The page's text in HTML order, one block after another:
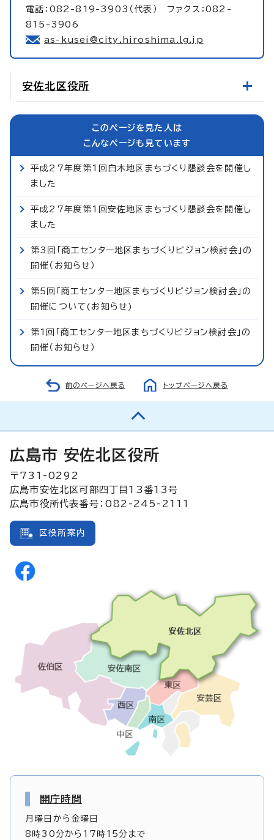
電話：082-819-3903（代表） ファクス：082-
815-3906
as-kusei@city.hiroshima.lg.jp
安佐北区役所
このページを見た人は
こんなページも見ています
平成27年度第1回白木地区まちづくり懇談会を開催し
ました
平成27年度第1回安佐地区まちづくり懇談会を開催し
ました
第3回「商工センター地区まちづくりビジョン検討会」の
開催（お知らせ）
第5回「商工センター地区まちづくりビジョン検討会」の
開催について(お知らせ)
第1回「商工センター地区まちづくりビジョン検討会」の
開催（お知らせ）
前のページへ戻る トップページへ戻る
広島市 安佐北区役所
〒731-0292
広島市安佐北区可部四丁目13番13号
広島市役所代表番号：082-245-2111
区役所案内
開庁時間
月曜日から金曜日
8時30分から17時15分まで